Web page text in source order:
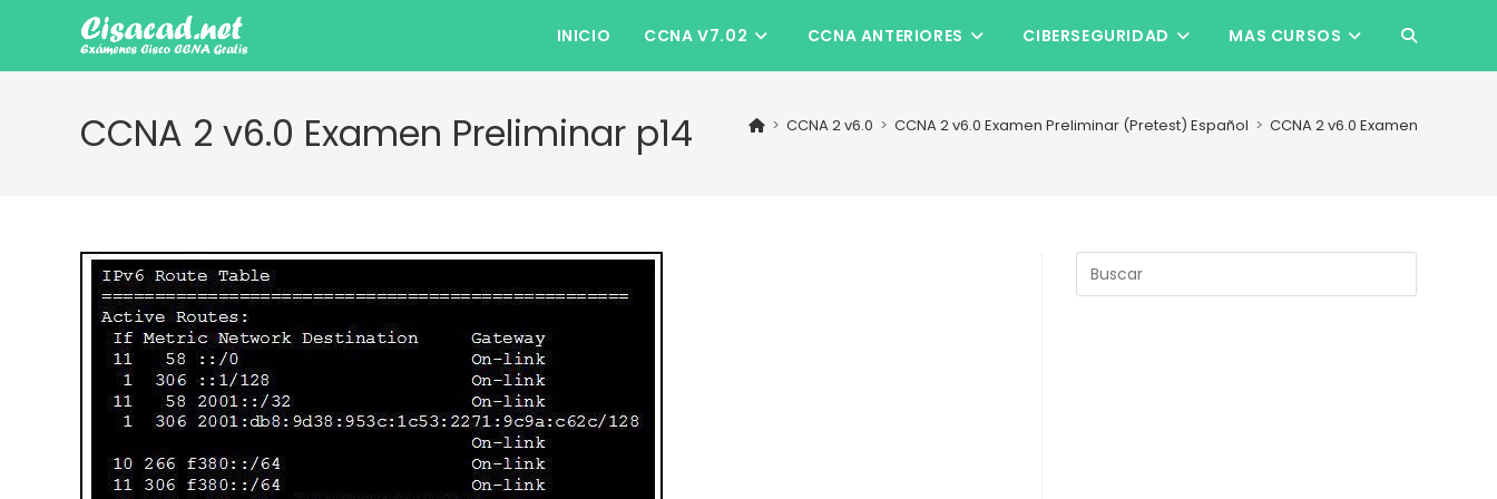
contenido
INICIO CCNA V7.02 CCNA ANTERIORES CIBERSEGURIDAD MAS CURSOS ALTERNAR
LA
CCNA 2 v6.0 Examen Preliminar p14 > CCNA 2 v6.0 > CCNA 2 v6.0 Examen Preliminar (Pretest) Español > CCNA 2 v6.0 Examen Preliminar
Escape